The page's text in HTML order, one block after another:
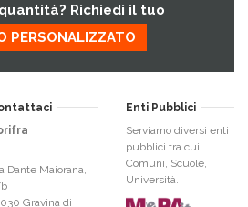
Richiedi il tuo
PERSONALIZZATO
Dante Maiorana,
Gravina di
Enti Pubblici
Serviamo diversi enti
pubblici tra cui
Comuni, Scuole,
Università.